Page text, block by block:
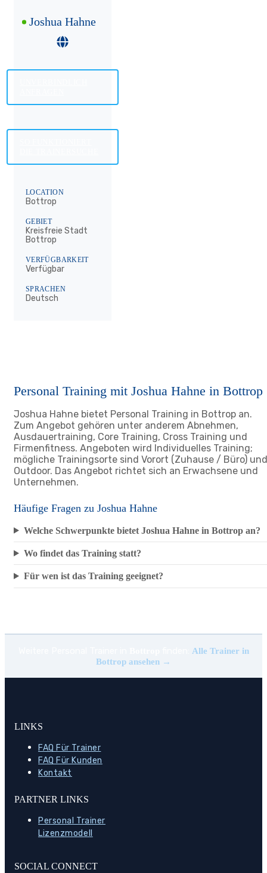
Joshua Hahne
LOCATION
Bottrop
GEBIET
Kreisfreie Stadt
Bottrop
VERFÜGBARKEIT
Verfügbar
SPRACHEN
Deutsch
Personal Training mit Joshua Hahne in Bottrop
Joshua Hahne bietet Personal Training in Bottrop an.
Zum Angebot gehören unter anderem Abnehmen,
Ausdauertraining, Core Training, Cross Training und
Firmenfitness. Angeboten wird Individuelles Training;
mögliche Trainingsorte sind Vorort (Zuhause / Büro) und
Outdoor. Das Angebot richtet sich an Erwachsene und
Unternehmen.
Häufige Fragen zu Joshua Hahne
Welche Schwerpunkte bietet Joshua Hahne in Bottrop an?
Wo findet das Training statt?
Für wen ist das Training geeignet?
Alle Trainer in
Bottrop ansehen →
LINKS
FAQ Für Trainer
FAQ Für Kunden
Kontakt
PARTNER LINKS
Personal Trainer
Lizenzmodell
SOCIAL CONNECT